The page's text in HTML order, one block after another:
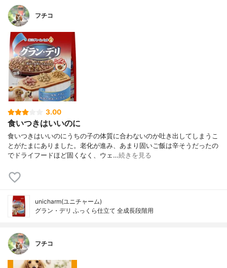
フチコ
3.00
食いつきはいいのに
食いつきはいいのにうちの子の体質に合わないのか吐き出してしまうこ
とがたまにありました。老化が進み、あまり固いご飯は辛そうだったの
でドライフードほど固くなく、ウェ…続きを見る
unicharm(ユニチャーム)
グラン・デリ ふっくら仕立て 全成長段階用
フチコ